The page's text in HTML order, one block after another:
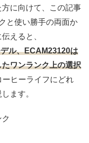
に向けて、この記事
と使い勝手の両面か
えると、
ル、ECAM23120は
ワンランク上の選択
ヒーライフにどれ
ます。